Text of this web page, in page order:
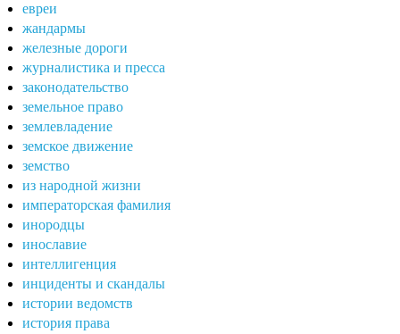
евреи
жандармы
железные дороги
журналистика и пресса
законодательство
земельное право
землевладение
земское движение
земство
из народной жизни
императорская фамилия
инородцы
инославие
интеллигенция
инциденты и скандалы
истории ведомств
история права